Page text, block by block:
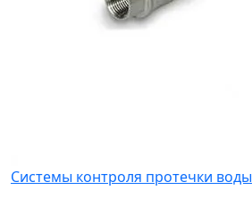
Системы контроля протечки воды